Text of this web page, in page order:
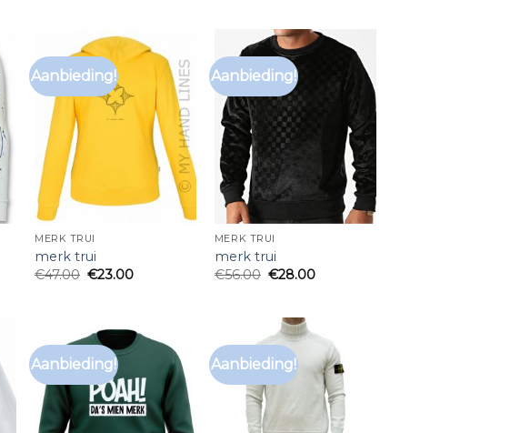
Aanbieding!
MERK TRUI
merk trui
€47.00 €23.00
Aanbieding!
MERK TRUI
merk trui
€56.00 €28.00
Aanbieding! Aanbieding!